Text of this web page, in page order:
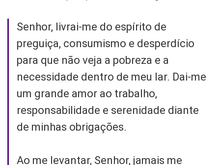
Senhor, livrai-me do espírito de
preguiça, consumismo e desperdício
para que não veja a pobreza e a
necessidade dentro de meu lar. Dai-me
um grande amor ao trabalho,
responsabilidade e serenidade diante
de minhas obrigações.
Ao me levantar, Senhor, jamais me